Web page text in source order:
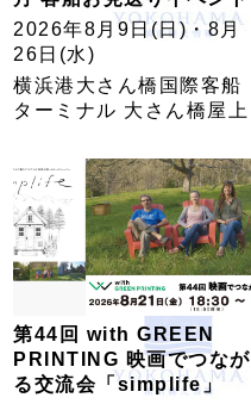
2026年8月9日(日)・8月
26日(水)
横浜港大さん橋国際客船
ターミナル 大さん橋屋上
第44回 with GREEN
PRINTING 映画でつなが
る交流会「simplife」